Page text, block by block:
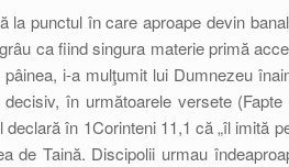
la punctul în care aproape devin
ca fiind singura materie primă
i-a mulţumit lui Dumnezeu
în următoarele versete
în 1Corinteni 11,1 că „îl imită
Taină. Discipolii urmau